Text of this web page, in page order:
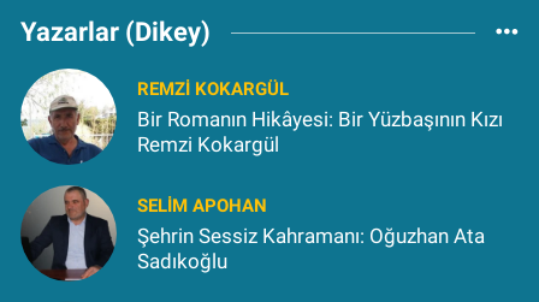
Yazarlar (Dikey)
REMZI KOKARGÜL
Bir Romanın Hikâyesi: Bir Yüzbaşının Kızı
Remzi Kokargül
SELIM APOHAN
Şehrin Sessiz Kahramanı: Oğuzhan Ata
Sadıkoğlu